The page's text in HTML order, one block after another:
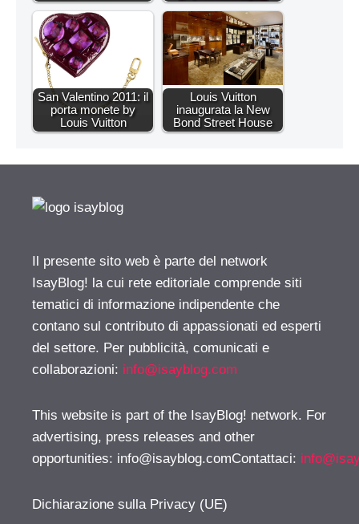
San Valentino 2011: il
porta monete by
Louis Vuitton
Louis Vuitton
inaugurata la New
Bond Street House
Il presente sito web è parte del network
IsayBlog! la cui rete editoriale comprende siti
tematici di informazione indipendente che
contano sul contributo di appassionati ed esperti
del settore. Per pubblicità, comunicati e
collaborazioni: info@isayblog.com
This website is part of the IsayBlog! network. For
advertising, press releases and other
opportunities: info@isayblog.comContattaci:
Dichiarazione sulla Privacy (UE)